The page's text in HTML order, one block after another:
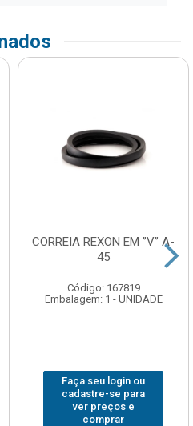
CORREIA REXON EM ”V” A-
45
Código: 167819
Embalagem: 1 - UNIDADE
Faça seu login ou
cadastre-se para
ver preços e
comprar